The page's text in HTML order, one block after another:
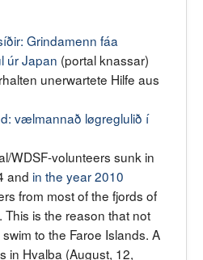
Grindamenn fáa
úr Japan (portal knassar)
unerwartete Hilfe aus
vælmannað løgreglulið í
WDSF-volunteers sunk in
and in the year 2010
from most of the fjords of
This is the reason that not
to the Faroe Islands. A
in Hvalba (August, 12,